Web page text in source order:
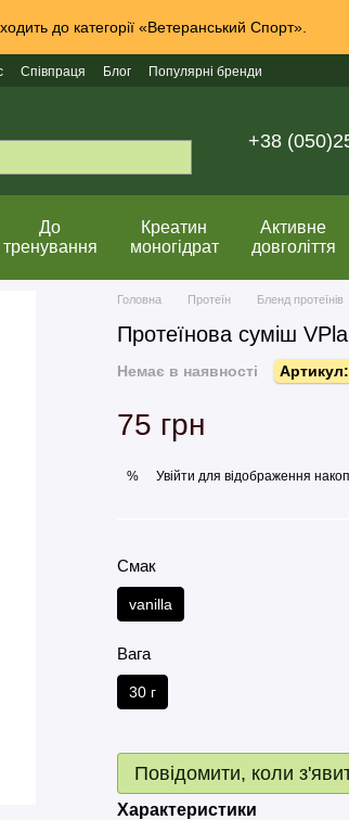
до категорії «Ветеранський Спорт».
Співпраця Блог Популярні бренди
+38
До
тренування
Креатин
моногідрат
Активне
довголіття
Головна Протеїн Бленд протеїнів
Протеїнова суміш
Немає в наявності
75 грн
% Увійти для відображення
Смак
vanilla
Вага
30 г
Повідомити, коли
Характеристики